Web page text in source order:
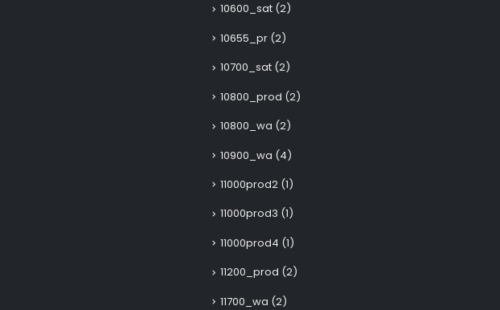
10600_sat (2)
10655_pr (2)
10700_sat (2)
10800_prod (2)
10800_wa (2)
10900_wa (4)
11000prod2 (1)
11000prod3 (1)
11000prod4 (1)
11200_prod (2)
11700_wa (2)